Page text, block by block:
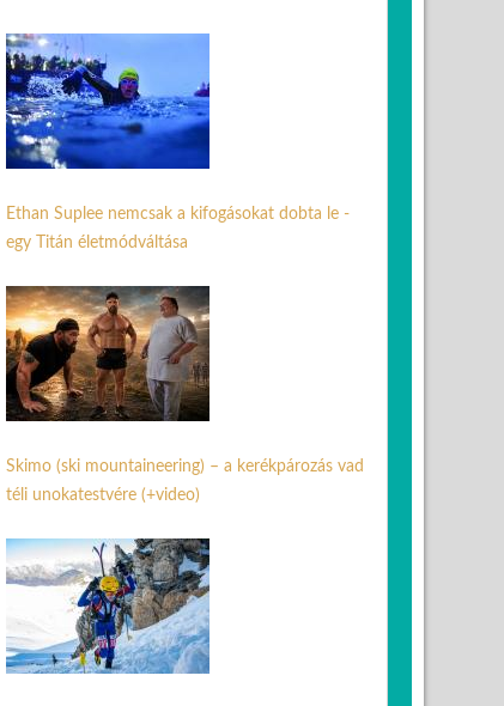
Ethan Suplee nemcsak a kifogásokat dobta le -
egy Titán életmódváltása
Skimo (ski mountaineering) – a kerékpározás vad
téli unokatestvére (+video)